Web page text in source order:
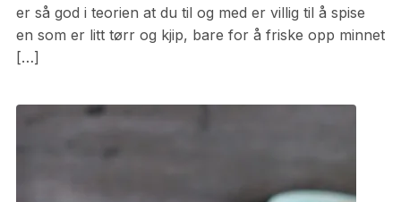
er så god i teorien at du til og med er villig til å spise
en som er litt tørr og kjip, bare for å friske opp minnet
[…]